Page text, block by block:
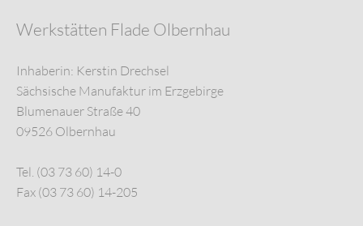
Werkstätten Flade Olbernhau
Inhaberin: Kerstin Drechsel
Sächsische Manufaktur im Erzgebirge
Blumenauer Straße 40
09526 Olbernhau
Tel. (03 73 60) 14-0
Fax (03 73 60) 14-205